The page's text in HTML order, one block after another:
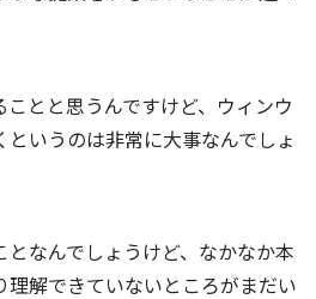
とと思うんですけど、ウィンウ
いうのは非常に大事なんでしょ
なんでしょうけど、なかなか本
解できていないところがまだい